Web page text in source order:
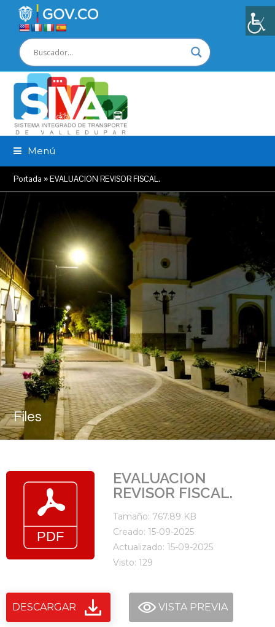
Menú
Portada »EVALUACION REVISOR FISCAL.
Files
EVALUACION
REVISOR FISCAL.
Tamaño: 767.89 KB
Creado: 15-09-2025
Actualizado: 15-09-2025
Visto: 129
DESCARGAR VISTA PREVIA